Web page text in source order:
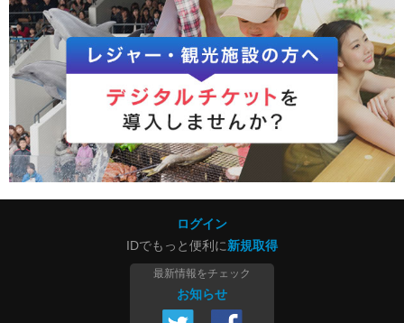
ログイン
IDでもっと便利に新規取得
最新情報をチェック
お知らせ